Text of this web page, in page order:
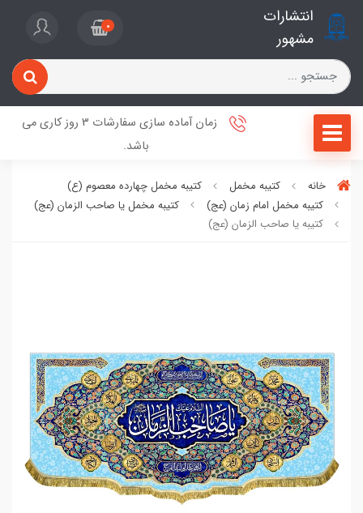
انتشارات
مشهور
0
زمان آماده سازی سفارشات 3 روز کاری می
باشد.
خانه کتیبه مخمل
کتیبه مخمل چهارده معصوم (ع)
کتیبه مخمل امام زمان (عج)
کتیبه مخمل یا صاحب الزمان (عج)
کتیبه یا صاحب الزمان (عج)